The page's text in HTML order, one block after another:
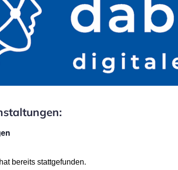
bereits stattgefunden.